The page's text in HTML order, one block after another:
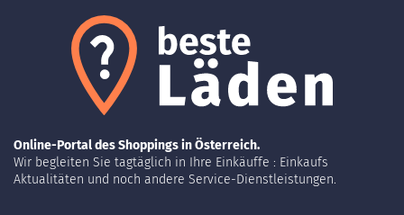
Online-Portal des Shoppings in Österreich.
Wir begleiten Sie tagtäglich in Ihre Einkäuffe : Einkaufs
Aktualitäten und noch andere Service-Dienstleistungen.